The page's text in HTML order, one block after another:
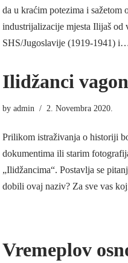
da u kraćim potezima i
industrijalizacije mjesta Ilijaš od
SHS/Jugoslavije (1919-1941)
Ilidžanci
by admin 2. Novembra 2020.
Prilikom istraživanja o historiji
dokumentima ili starim
„Ilidžancima“. Postavlja se
dobili ovaj naziv? Za sve vas
Vremeplov